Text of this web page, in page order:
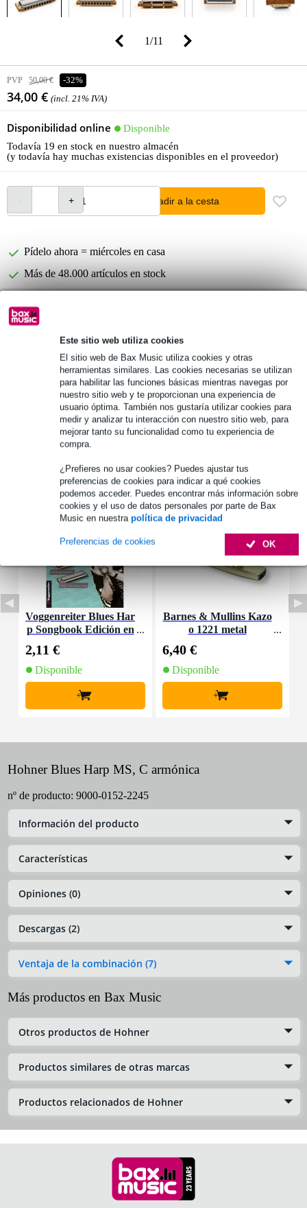
Este sitio web utiliza cookies
El sitio web de Bax Music utiliza cookies y otras
herramientas similares. Las cookies necesarias se utilizan
para habilitar las funciones básicas mientras navegas por
nuestro sitio web y te proporcionan una experiencia de
usuario óptima. También nos gustaría utilizar cookies para
medir y analizar tu interacción con nuestro sitio web, para
mejorar tanto su funcionalidad como tu experiencia de
compra.
¿Prefieres no usar cookies? Puedes ajustar tus
preferencias de cookies para indicar a qué cookies
podemos acceder. Puedes encontrar más información sobre
cookies y el uso de datos personales por parte de Bax
Music en nuestra política de privacidad
OK
Preferencias de cookies
1/11
PVP 50,00 € -32%
34,00 € (incl. 21% IVA)
Disponibilidad online
Disponible
Todavía 19 en stock en nuestro almacén
(y todavía hay muchas existencias disponibles en el proveedor)
añadir a la cesta
Pídelo ahora = miércoles en casa
Más de 48.000 artículos en stock
Información del producto
armónica diatónica
marca: Hohner
tipo: Blues Harp MS C
Especificaciones completas
Accesorios (10)
Voggenreiter Blues Har
p Songbook Edición en
2,11 €
Disponible
+
Barnes & Mullins Kazo
o 1221 metal
6,40 €
Disponible
+
Hohner Blues Harp MS, C armónica
nº de producto: 9000-0152-2245
Información del producto
Características
Opiniones (0)
Descargas (2)
Ventaja de la combinación (7)
Más productos en Bax Music
Otros productos de Hohner
Productos similares de otras marcas
Productos relacionados de Hohner